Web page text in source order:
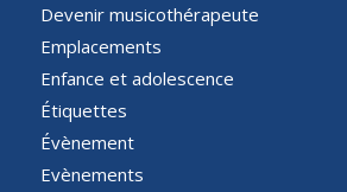
Devenir musicothérapeute
Emplacements
Enfance et adolescence
Étiquettes
Évènement
Evènements